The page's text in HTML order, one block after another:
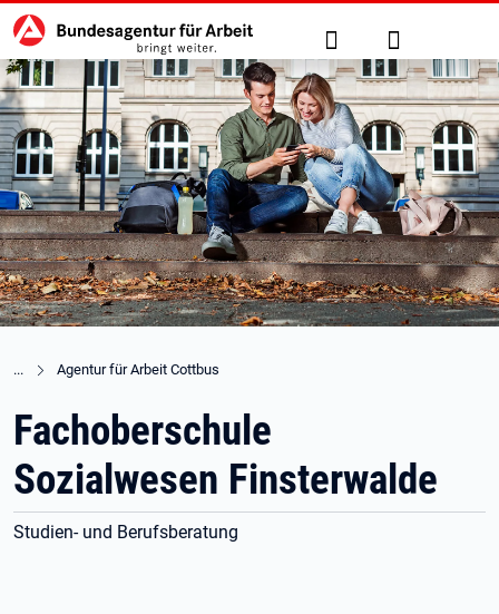
zu den Hauptinhalten springen
Hauptnavigation Suche Anmelden
Agentur für Arbeit Cottbus
Fachoberschule
Sozialwesen Finsterwalde
Studien- und Berufsberatung